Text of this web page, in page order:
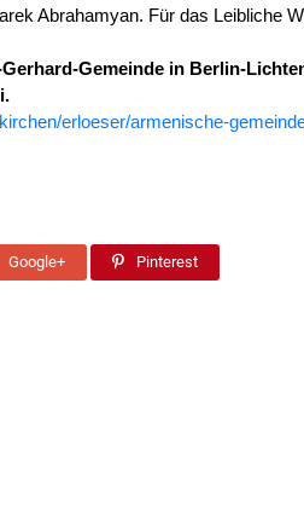
Abrahamyan. Für das Leibliche
Gemeinde in Berlin-
erloeser/armenische-
Google+ Pinterest